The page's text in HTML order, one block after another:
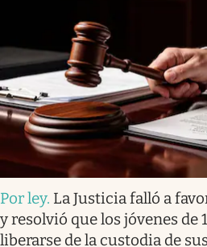
Por ley. La Justicia falló a
y resolvió que los jóvenes de
liberarse de la custodia de